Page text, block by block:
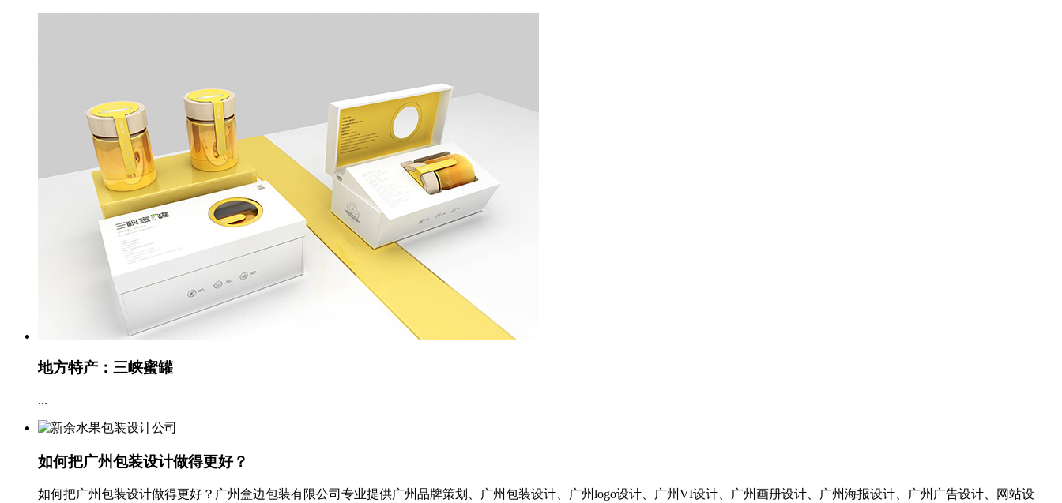
地方特产：三峡蜜罐
...
如何把广州包装设计做得更好？
如何把广州包装设计做得更好？广州盒边包装有限公司专业提供广州品牌策划、广州包装设计、广州logo设计、广州VI设计、广州画册设计、广州海报设计、广州广告设计、网站设